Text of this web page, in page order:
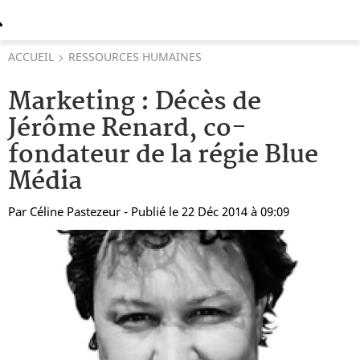
ACCUEIL RESSOURCES HUMAINES
Marketing : Décès de
Jérôme Renard, co-
fondateur de la régie Blue
Média
Par Céline Pastezeur - Publié le 22 Déc 2014 à 09:09